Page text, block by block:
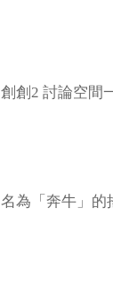
創創2 討論空間
名為「奔牛」的